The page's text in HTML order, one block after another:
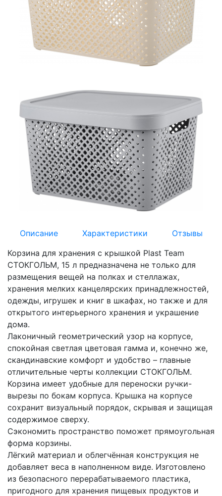
Описание Характеристики
Отзывы
Корзина для хранения с крышкой Plast Team
СТОКГОЛЬМ, 15 л предназначена не только для
размещения вещей на полках и стеллажах,
хранения мелких канцелярских принадлежностей,
одежды, игрушек и книг в шкафах, но также и для
открытого интерьерного хранения и украшение
дома.
Лаконичный геометрический узор на корпусе,
спокойная светлая цветовая гамма и, конечно же,
скандинавские комфорт и удобство – главные
отличительные черты коллекции СТОКГОЛЬМ.
Корзина имеет удобные для переноски ручки-
вырезы по бокам корпуса. Крышка на корпусе
сохранит визуальный порядок, скрывая и защищая
содержимое сверху.
Сэкономить пространство поможет прямоугольная
форма корзины.
Лёгкий материал и облегчённая конструкция не
добавляет веса в наполненном виде. Изготовлено
из безопасного перерабатываемого пластика,
пригодного для хранения пищевых продуктов и